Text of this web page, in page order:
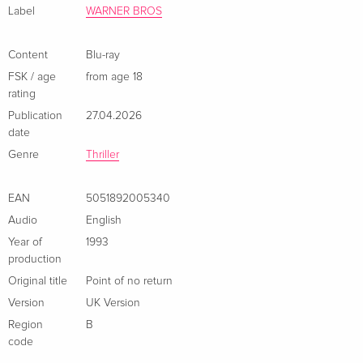
Label WARNER BROS
Content
Blu-ray
FSK / age
rating
from age 18
Publication
date
27.04.2026
Genre Thriller
EAN
5051892005340
Audio
English
Year of
production
1993
Original title
Point of no return
Version
UK Version
Region
code
B